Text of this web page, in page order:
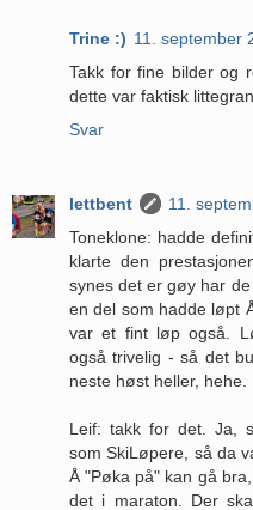
Trine :) 11. september
Takk for fine bilder og
dette var faktisk
Svar
lettbent
11.
Toneklone: hadde
klarte den
synes det er gøy har
en del som hadde løpt
var et fint løp også.
også trivelig - så det
neste høst heller, hehe.
Leif: takk for det. Ja,
som SkiLøpere, så da
Å "Pøka på" kan gå
det i maraton. Der